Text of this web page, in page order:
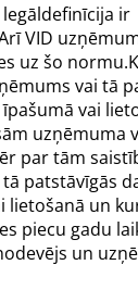
ir
VID
uz šo
vai tā
vai
uzņēmuma
par tām
patstāvīgās
lietošanā un
piecu gadu
un